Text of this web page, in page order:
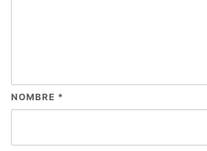
NOMBRE *